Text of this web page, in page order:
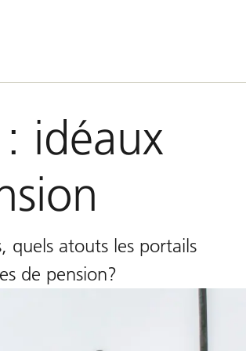
idéaux
quels atouts les portails
de pension?